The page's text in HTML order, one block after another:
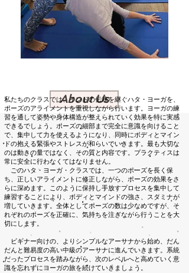
About Us
私たちのクラスでは、インドの伝統を継ぐハタ・ヨーガを、
ポーズのアライメントを重視しながら行います。ヨーガの練
習を通して姿勢や身体構造が整えられていく効果を特に実感
できるでしょう。ポーズの細部まで完全に意識を向けること
で、集中して力を使えるようになり、同時にボディとマイン
ドの抱える緊張やストレスが和らいでいきます。最も大切な
のは動きの量ではなく、その質と内容です。プラクティスは
常に安全に行わなくてはなりません。
このハタ・ヨーガ・クラスでは、一つのポーズを長く保
ち、正しいアライメントに修正しながら、ポーズの効果をさ
らに深めます。このように保持し手放すプロセスを集中して
練習することにより、ボディとマインドの強さ、スタミナが
増していきます。全体としてポーズの数は少なめですが、そ
れぞれのポーズを正確に、気持ちを注ぎながら行うことを大
切にします。
ビギナー向けの、よりシンプルなアーサナから始め、だん
だんと難易度の高い中級のアーサナに進んでいきます。系統
だったプロセスを踏みながら、次のレベルへと高めていく意
識を忘れずにヨーガの旅を続けていきましょう。